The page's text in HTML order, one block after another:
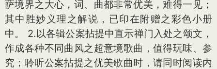
萨境界之大心，词、曲都非常优美，难得一见；
其中胜妙义理之解说，已印在附赠之彩色小册
中。 2.以各辑公案拈提中直示禅门入处之颂文，
作成各种不同曲风之超意境歌曲，值得玩味、参
究；聆听公案拈提之优美歌曲时，请同时阅读内